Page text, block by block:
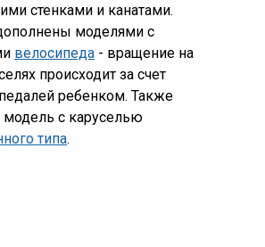
стенками и канатами.
моделями с
велосипеда - вращение на
происходит за счет
ребенком. Также
модель с каруселью
типа.